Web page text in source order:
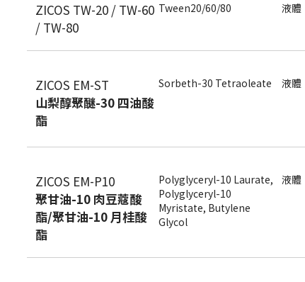
ZICOS TW-20 / TW-60
/ TW-80
Tween20/60/80 液體
ZICOS EM-ST
山梨醇聚醚-30 四油酸
酯
Sorbeth-30 Tetraoleate 液體
ZICOS EM-P10
聚甘油-10 肉豆蔻酸
酯/聚甘油-10 月桂酸
酯
Polyglyceryl-10 Laurate,
Polyglyceryl-10
Myristate, Butylene
Glycol
液體